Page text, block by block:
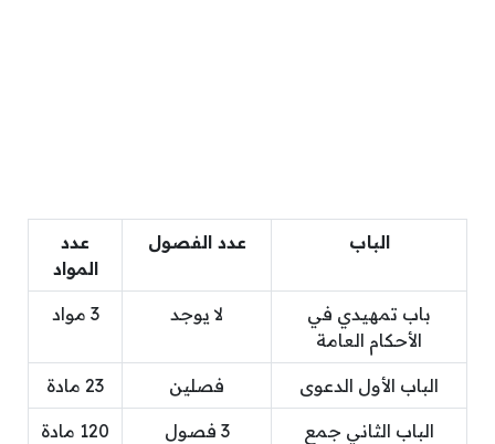
الباب عدد الفصول
عدد
المواد
باب تمهيدي في
الأحكام العامة
لا يوجد 3 مواد
الباب الأول الدعوى فصلين 23 مادة
الباب الثاني جمع
3 فصول 120 مادة